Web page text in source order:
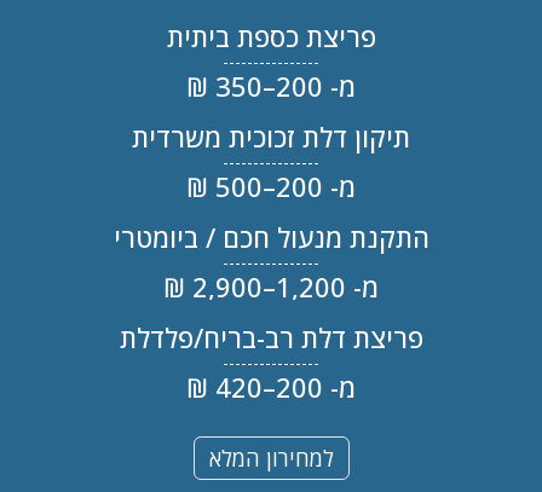
פריצת כספת ביתית
מ- 200–350 ₪
תיקון דלת זכוכית משרדית
מ- 200–500 ₪
התקנת מנעול חכם / ביומטרי
מ- 1,200–2,900 ₪
פריצת דלת רב-בריח/פלדלת
מ- 200–420 ₪
למחירון המלא